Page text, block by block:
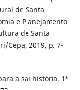
de Santa
e Planejamento
de Santa
Cepa, 2019, p. 7-
a sai história. 1ª